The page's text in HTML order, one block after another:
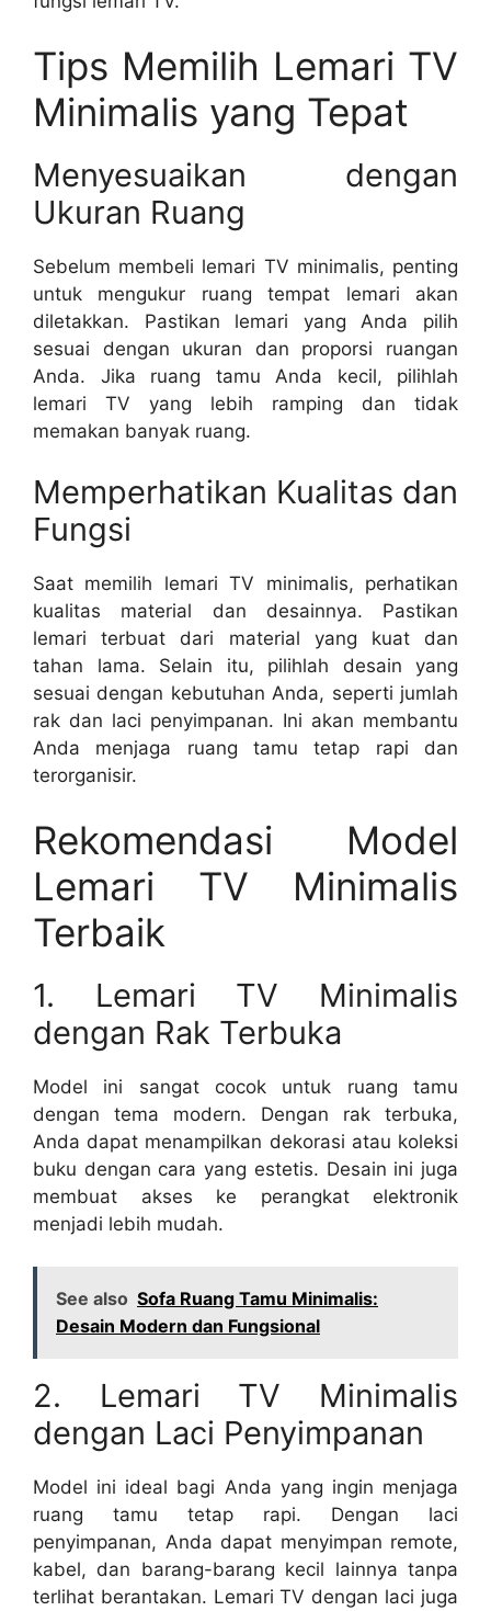
Tips Memilih Lemari TV
Minimalis yang Tepat
Menyesuaikan dengan
Ukuran Ruang
Sebelum membeli lemari TV minimalis, penting
untuk mengukur ruang tempat lemari akan
diletakkan. Pastikan lemari yang Anda pilih
sesuai dengan ukuran dan proporsi ruangan
Anda. Jika ruang tamu Anda kecil, pilihlah
lemari TV yang lebih ramping dan tidak
memakan banyak ruang.
Memperhatikan Kualitas dan
Fungsi
Saat memilih lemari TV minimalis, perhatikan
kualitas material dan desainnya. Pastikan
lemari terbuat dari material yang kuat dan
tahan lama. Selain itu, pilihlah desain yang
sesuai dengan kebutuhan Anda, seperti jumlah
rak dan laci penyimpanan. Ini akan membantu
Anda menjaga ruang tamu tetap rapi dan
terorganisir.
Rekomendasi Model
Lemari TV Minimalis
Terbaik
1. Lemari TV Minimalis
dengan Rak Terbuka
Model ini sangat cocok untuk ruang tamu
dengan tema modern. Dengan rak terbuka,
Anda dapat menampilkan dekorasi atau koleksi
buku dengan cara yang estetis. Desain ini juga
membuat akses ke perangkat elektronik
menjadi lebih mudah.
See also Sofa Ruang Tamu Minimalis:
Desain Modern dan Fungsional
2. Lemari TV Minimalis
dengan Laci Penyimpanan
Model ini ideal bagi Anda yang ingin menjaga
ruang tamu tetap rapi. Dengan laci
penyimpanan, Anda dapat menyimpan remote,
kabel, dan barang-barang kecil lainnya tanpa
terlihat berantakan. Lemari TV dengan laci juga